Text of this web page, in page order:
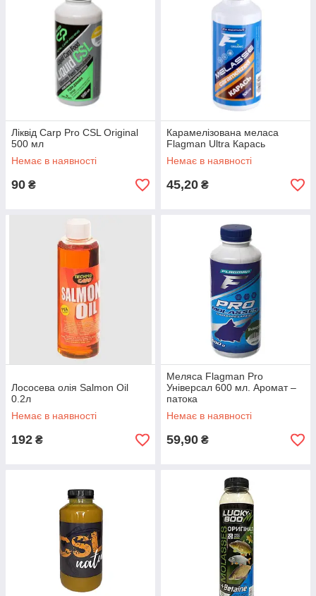
Ліквід Carp Pro CSL Original
500 мл
Немає в наявності
90 ₴
Карамелізована меласа
Flagman Ultra Карась
Немає в наявності
45,20 ₴
Лососева олія Salmon Oil
0.2л
Немає в наявності
192 ₴
Меляса Flagman Pro
Універсал 600 мл. Аромат –
патока
Немає в наявності
59,90 ₴